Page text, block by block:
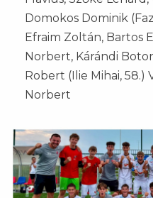
Domokos Dominik
Efraim Zoltán, Bartos
Norbert, Kárándi
Robert (Ilie Mihai, 58.)
Norbert